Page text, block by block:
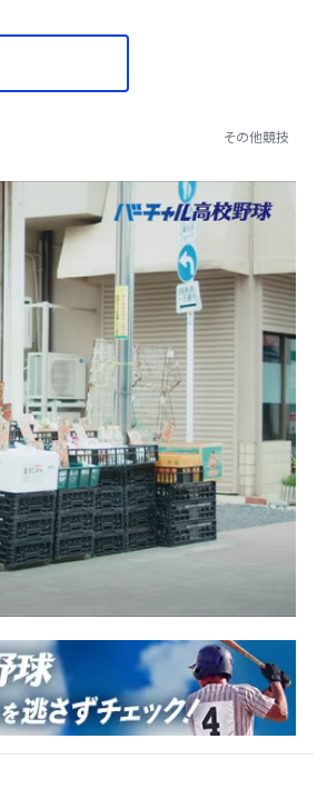
その他競技